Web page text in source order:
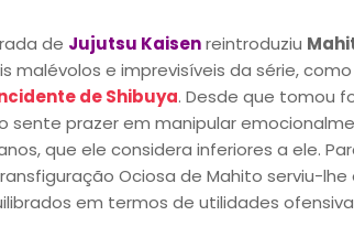
de Jujutsu Kaisenreintroduziu
malévolos e imprevisíveis da série,
de Shibuya. Desde que tomou
sente prazer em manipular
que ele considera inferiores a ele.
Ociosa de Mahito serviu-
em termos de utilidades